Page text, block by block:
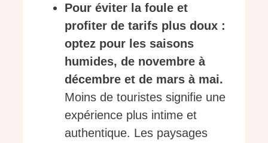
Pour éviter la foule et
profiter de tarifs plus doux :
optez pour les saisons
humides, de novembre à
décembre et de mars à mai.
Moins de touristes signifie une
expérience plus intime et
authentique. Les paysages